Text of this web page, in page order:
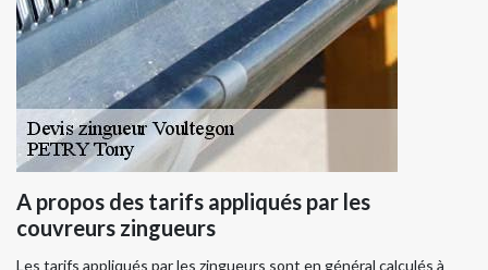
A propos des tarifs appliqués par les
couvreurs zingueurs
Les tarifs appliqués par les zingueurs sont en général calculés à